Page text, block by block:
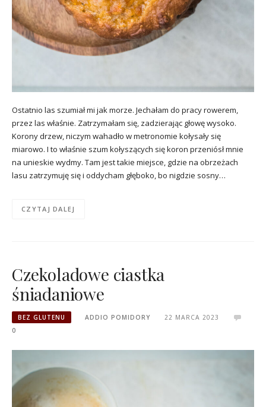
Ostatnio las szumiał mi jak morze. Jechałam do pracy rowerem,
przez las właśnie. Zatrzymałam się, zadzierając głowę wysoko.
Korony drzew, niczym wahadło w metronomie kołysały się
miarowo. I to właśnie szum kołyszących się koron przeniósł mnie
na unieskie wydmy. Tam jest takie miejsce, gdzie na obrzeżach
lasu zatrzymuję się i oddycham głęboko, bo nigdzie sosny…
CZYTAJ DALEJ
Czekoladowe ciastka
śniadaniowe
BEZ GLUTENU ADDIO POMIDORY
22 MARCA 2023
0